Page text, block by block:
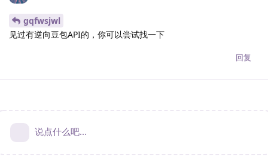
gqfwsjwl
见过有逆向豆包API的，你可以尝试找一下
回复
说点什么吧...